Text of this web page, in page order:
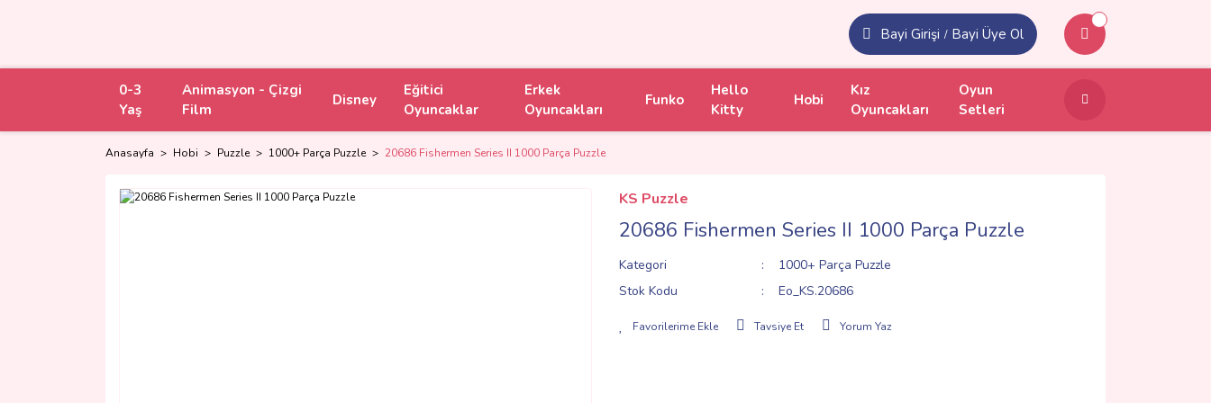
Bayi Girişi / Bayi Üye Ol
0-3
Yaş
Animasyon - Çizgi
Film
Disney
Eğitici
Oyuncaklar
Erkek
Oyuncakları
Funko
Hello
Kitty
Hobi
Kız
Oyuncakları
Oyun
Setleri
Anasayfa Hobi Puzzle 1000+ Parça Puzzle 20686 Fishermen Series II 1000 Parça Puzzle
KS Puzzle
20686 Fishermen Series II 1000 Parça Puzzle
Kategori
1000+ Parça Puzzle
Stok Kodu
Eo_KS.20686
Tavsiye Et Yorum Yaz